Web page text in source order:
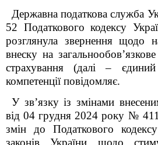
Державна податкова служба
52 Податкового кодексу
розглянула звернення щодо
внеску на
страхування (далі –
компетенції повідомляє.
У зв’язку із змінами
від 04 грудня 2024 року №
змін до Податкового
законів України щодо